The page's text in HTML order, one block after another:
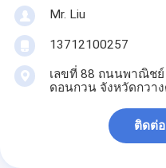
Mr. Liu
13712100257
เลขที่ 88 ถนนพาณิชย์
ดอนกวน จังหวัดกวาง
ติดต่